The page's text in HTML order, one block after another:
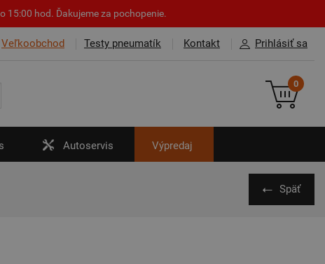
15:00 hod. Ďakujeme za pochopenie.
Veľkoobchod Testy pneumatík Kontakt Prihlásiť sa
0
Autoservis Výpredaj
Späť